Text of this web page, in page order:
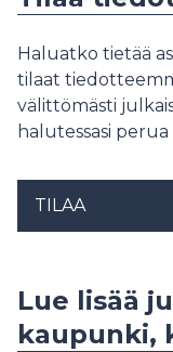
Haluatko tietää
tilaat
välittömästi
halutessasi
TILAA
Lue lisää
kaupunki,